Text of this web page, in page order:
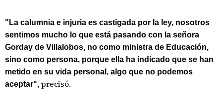
"La calumnia e injuria es castigada por la ley, nosotros
sentimos mucho lo que está pasando con la señora
Gorday de Villalobos, no como ministra de Educación,
sino como persona, porque ella ha indicado que se han
metido en su vida personal, algo que no podemos
aceptar", precisó.